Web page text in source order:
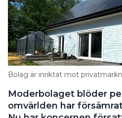
Bolag är inriktat mot
Moderbolaget blöder
omvärlden har